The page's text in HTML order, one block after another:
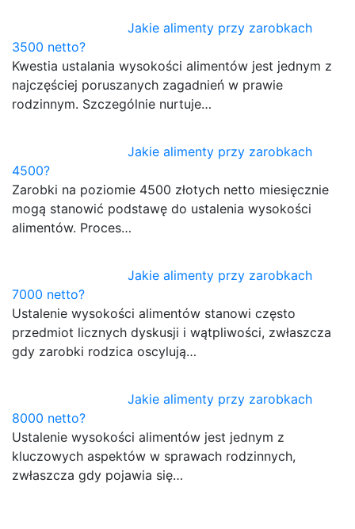
Jakie alimenty przy zarobkach
3500 netto?
Kwestia ustalania wysokości alimentów jest jednym z
najczęściej poruszanych zagadnień w prawie
rodzinnym. Szczególnie nurtuje…
Jakie alimenty przy zarobkach
4500?
Zarobki na poziomie 4500 złotych netto miesięcznie
mogą stanowić podstawę do ustalenia wysokości
alimentów. Proces…
Jakie alimenty przy zarobkach
7000 netto?
Ustalenie wysokości alimentów stanowi często
przedmiot licznych dyskusji i wątpliwości, zwłaszcza
gdy zarobki rodzica oscylują…
Jakie alimenty przy zarobkach
8000 netto?
Ustalenie wysokości alimentów jest jednym z
kluczowych aspektów w sprawach rodzinnych,
zwłaszcza gdy pojawia się…